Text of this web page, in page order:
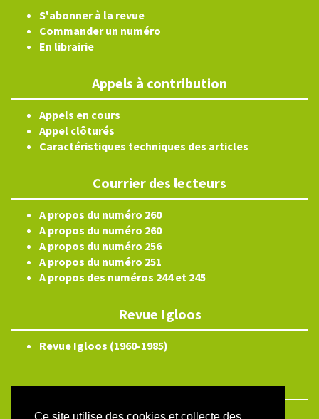
S'abonner à la revue
Commander un numéro
En librairie
Appels à contribution
Appels en cours
Appel clôturés
Caractéristiques techniques des articles
Courrier des lecteurs
A propos du numéro 260
A propos du numéro 260
A propos du numéro 256
A propos du numéro 251
A propos des numéros 244 et 245
Revue Igloos
Revue Igloos (1960-1985)